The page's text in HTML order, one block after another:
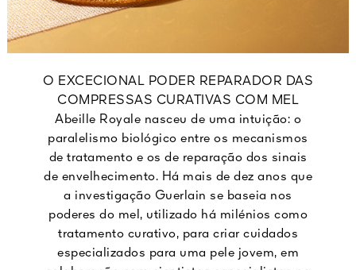
O EXCECIONAL PODER REPARADOR DAS
COMPRESSAS CURATIVAS COM MEL
Abeille Royale nasceu de uma intuição: o
paralelismo biológico entre os mecanismos
de tratamento e os de reparação dos sinais
de envelhecimento. Há mais de dez anos que
a investigação Guerlain se baseia nos
poderes do mel, utilizado há milénios como
tratamento curativo, para criar cuidados
especializados para uma pele jovem, em